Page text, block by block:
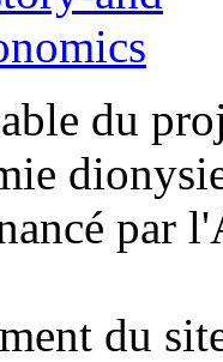
du
par
du